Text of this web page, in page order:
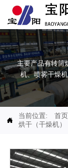
主要产品有转筒
机、喷雾干燥

当前位置: 首页
烘干（干燥机）